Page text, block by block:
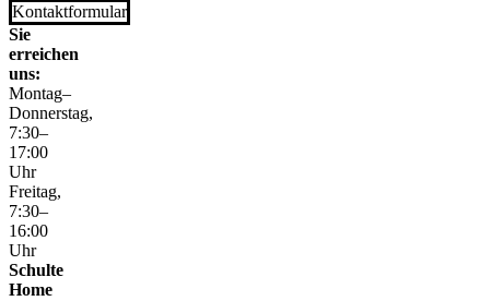
Kontaktformular
Sie
erreichen
uns:
Montag–
Donnerstag,
7:30–
17:00
Uhr
Freitag,
7:30–
16:00
Uhr
Schulte
Home